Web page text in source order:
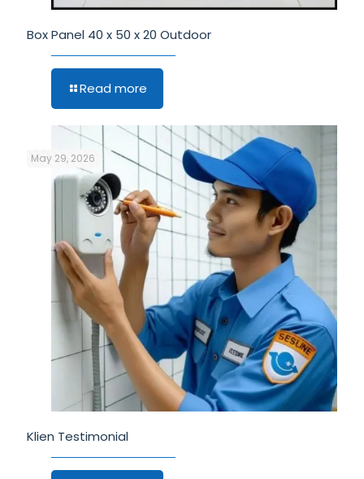
Box Panel 40 x 50 x 20 Outdoor
Read more
May 29, 2026
Klien Testimonial